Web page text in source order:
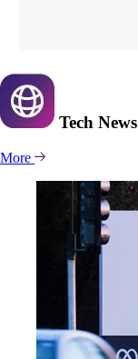
Tech News
More